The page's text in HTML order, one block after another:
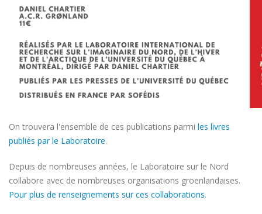
On trouvera l'ensemble de ces publications parmi les livres
publiés par le Laboratoire.
Depuis de nombreuses années, le Laboratoire sur le Nord
collabore avec de nombreuses organisations groenlandaises.
Pour plus de renseignements sur ces collaborations.